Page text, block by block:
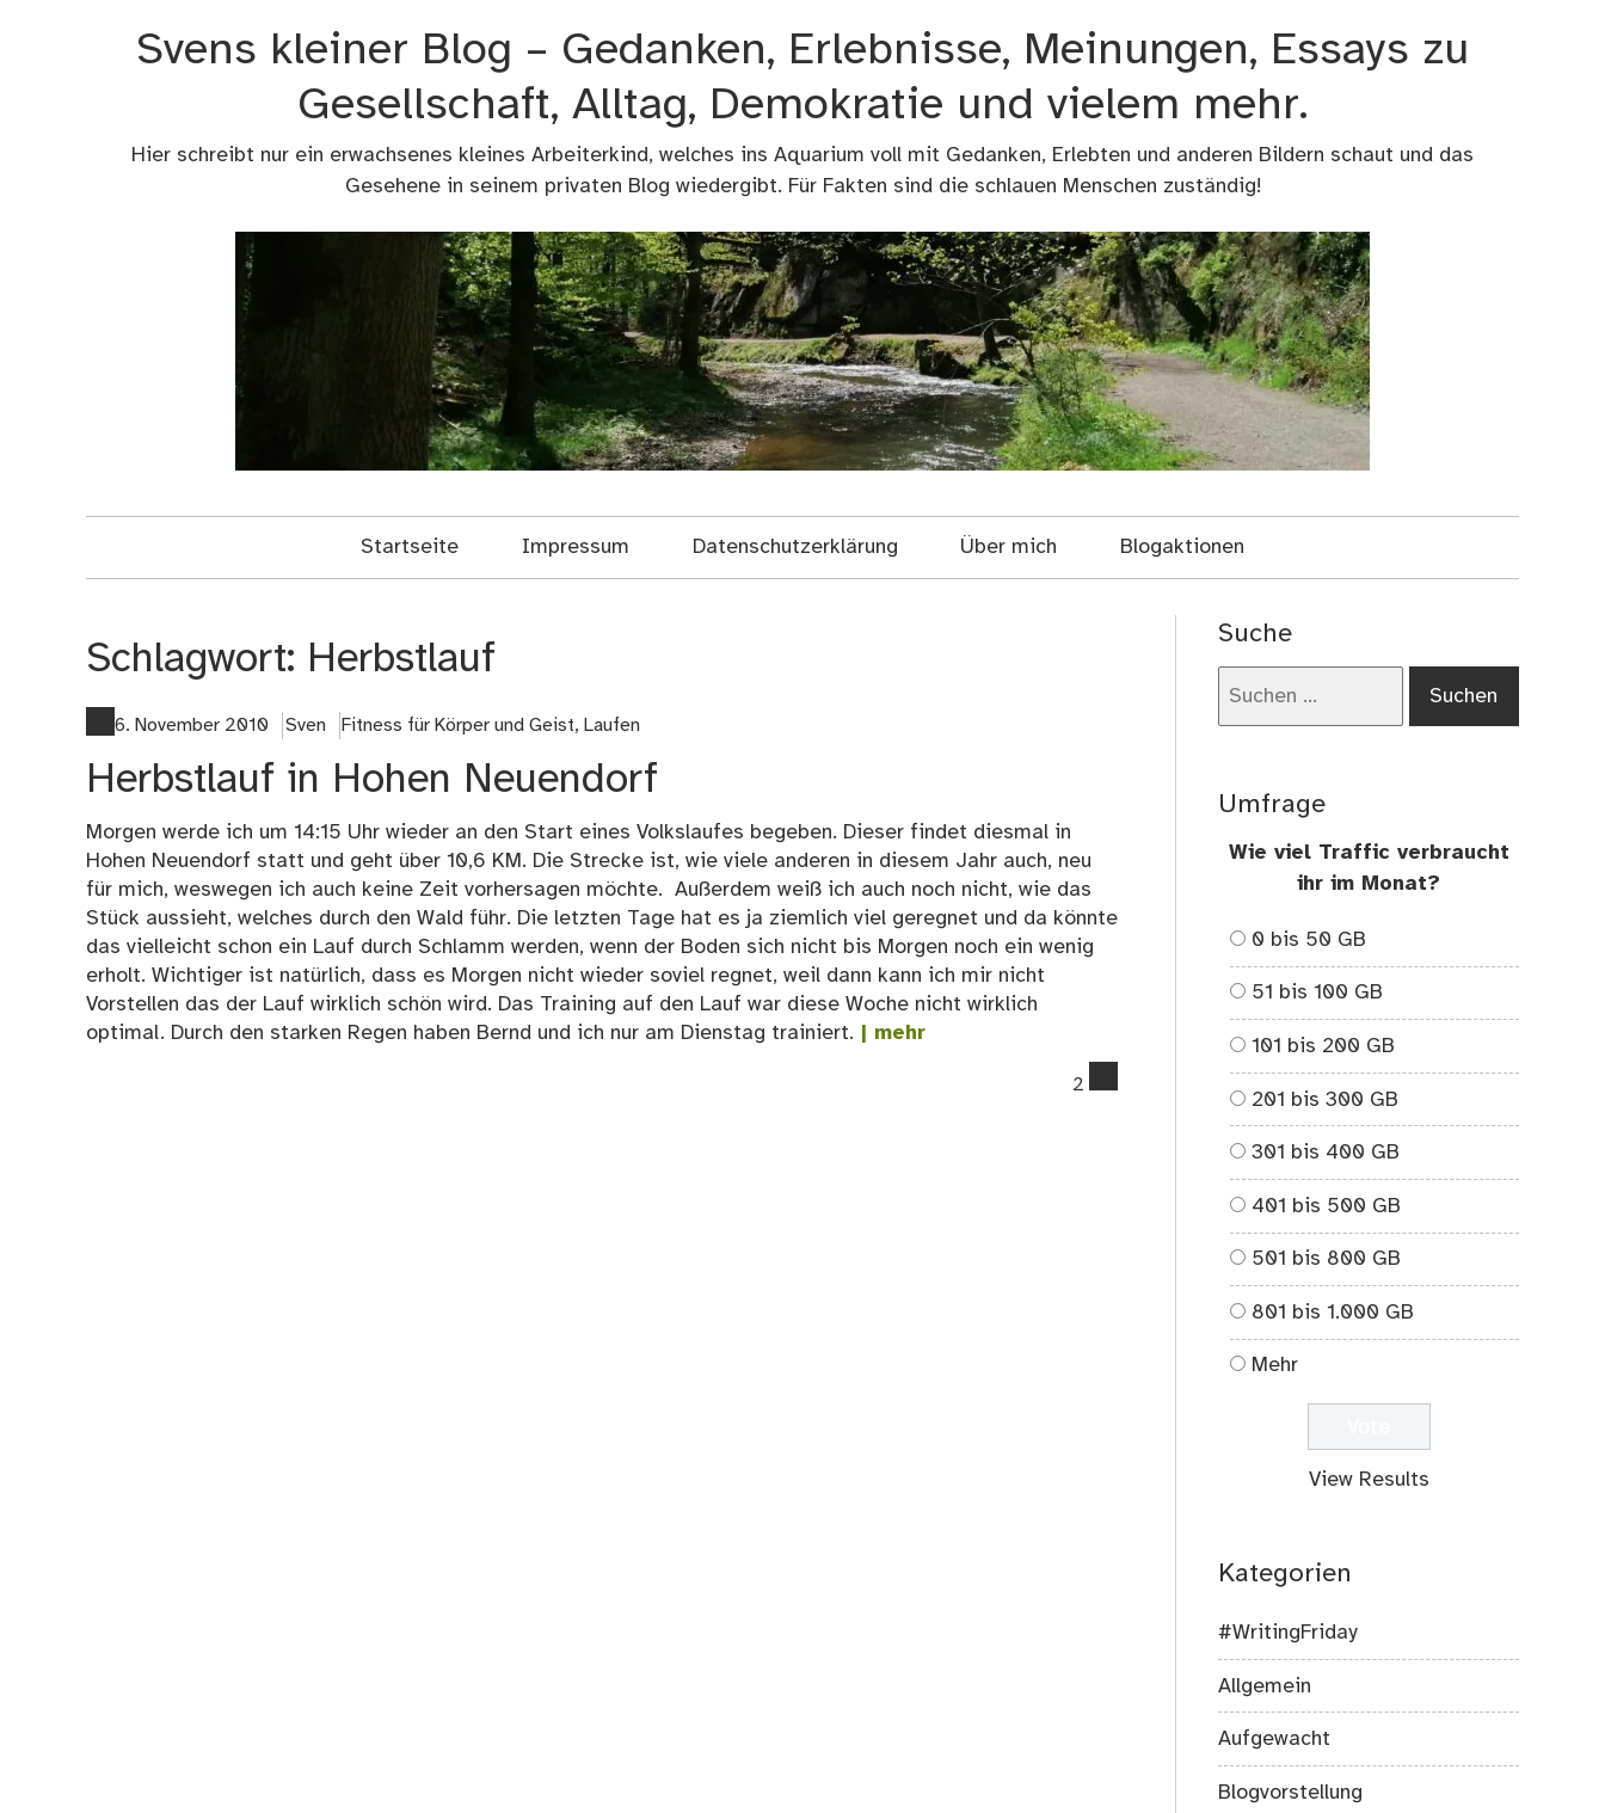
Svens kleiner Blog – Gedanken, Erlebnisse, Meinungen, Essays zu
Gesellschaft, Alltag, Demokratie und vielem mehr.
Hier schreibt nur ein erwachsenes kleines Arbeiterkind, welches ins Aquarium voll mit Gedanken, Erlebten und anderen Bildern schaut und das
Gesehene in seinem privaten Blog wiedergibt. Für Fakten sind die schlauen Menschen zuständig!
Startseite Impressum Datenschutzerklärung Über mich Blogaktionen
Schlagwort: Herbstlauf
6. November 2010 Sven Fitness für Körper und Geist, Laufen
Herbstlauf in Hohen Neuendorf
Morgen werde ich um 14:15 Uhr wieder an den Start eines Volkslaufes begeben. Dieser findet diesmal in
Hohen Neuendorf statt und geht über 10,6 KM. Die Strecke ist, wie viele anderen in diesem Jahr auch, neu
für mich, weswegen ich auch keine Zeit vorhersagen möchte. Außerdem weiß ich auch noch nicht, wie das
Stück aussieht, welches durch den Wald führ. Die letzten Tage hat es ja ziemlich viel geregnet und da könnte
das vielleicht schon ein Lauf durch Schlamm werden, wenn der Boden sich nicht bis Morgen noch ein wenig
erholt. Wichtiger ist natürlich, dass es Morgen nicht wieder soviel regnet, weil dann kann ich mir nicht
Vorstellen das der Lauf wirklich schön wird. Das Training auf den Lauf war diese Woche nicht wirklich
optimal. Durch den starken Regen haben Bernd und ich nur am Dienstag trainiert. | mehr
2
Suche
Umfrage
Wie viel Traffic verbraucht
ihr im Monat?
0 bis 50 GB
51 bis 100 GB
101 bis 200 GB
201 bis 300 GB
301 bis 400 GB
401 bis 500 GB
501 bis 800 GB
801 bis 1.000 GB
Mehr
View Results
Kategorien
#WritingFriday
Allgemein
Aufgewacht
Blogvorstellung